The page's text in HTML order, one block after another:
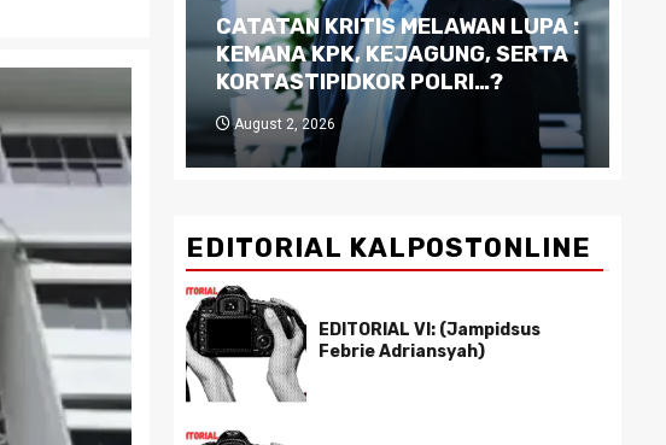
CATATAN KRITIS MELAWAN LUPA :
KEMANA KPK, KEJAGUNG, SERTA
KORTASTIPIDKOR POLRI…?
August 2, 2026
EDITORIAL KALPOSTONLINE
EDITORIAL VI: (Jampidsus
Febrie Adriansyah)